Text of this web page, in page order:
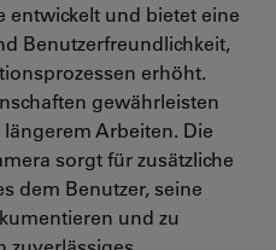
entwickelt und bietet eine
Benutzerfreundlichkeit,
erhöht.
gewährleisten
Arbeiten. Die
sorgt für zusätzliche
dem Benutzer, seine
und zu